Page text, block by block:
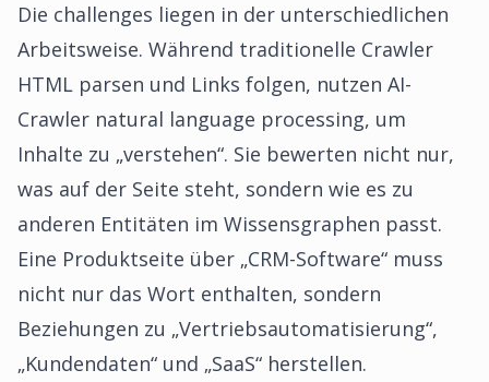
Die challenges liegen in der unterschiedlichen
Arbeitsweise. Während traditionelle Crawler
HTML parsen und Links folgen, nutzen AI-
Crawler natural language processing, um
Inhalte zu „verstehen“. Sie bewerten nicht nur,
was auf der Seite steht, sondern wie es zu
anderen Entitäten im Wissensgraphen passt.
Eine Produktseite über „CRM-Software“ muss
nicht nur das Wort enthalten, sondern
Beziehungen zu „Vertriebsautomatisierung“,
„Kundendaten“ und „SaaS“ herstellen.